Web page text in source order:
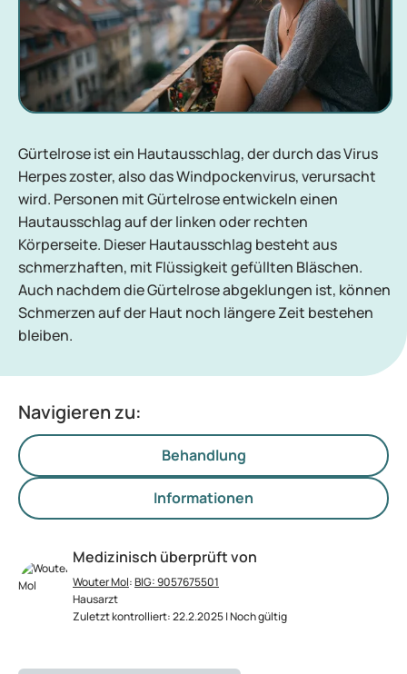
Gürtelrose ist ein Hautausschlag, der durch das Virus
Herpes zoster, also das Windpockenvirus, verursacht
wird. Personen mit Gürtelrose entwickeln einen
Hautausschlag auf der linken oder rechten
Körperseite. Dieser Hautausschlag besteht aus
schmerzhaften, mit Flüssigkeit gefüllten Bläschen.
Auch nachdem die Gürtelrose abgeklungen ist, können
Schmerzen auf der Haut noch längere Zeit bestehen
bleiben.
Navigieren zu:
Behandlung
Informationen
Medizinisch überprüft von
Wouter Mol:BIG: 9057675501
Hausarzt
Zuletzt kontrolliert: 22.2.2025 | Noch gültig